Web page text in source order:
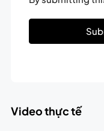
Video thực tế